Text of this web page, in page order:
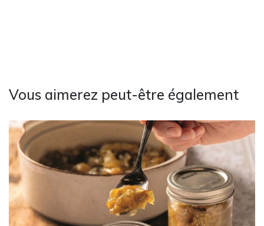
Vous aimerez peut-être également